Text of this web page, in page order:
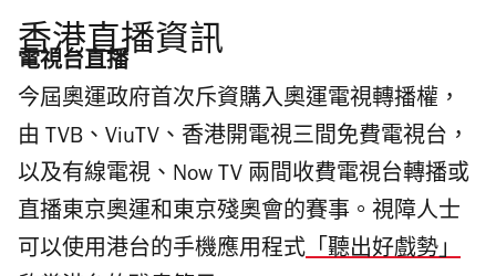
香港直播資訊
電視台直播
今屆奧運政府首次斥資購入奧運電視轉播權，
由 TVB、ViuTV、香港開電視三間免費電視台，
以及有線電視、Now TV 兩間收費電視台轉播或
直播東京奧運和東京殘奧會的賽事。視障人士
可以使用港台的手機應用程式「聽出好戲勢」